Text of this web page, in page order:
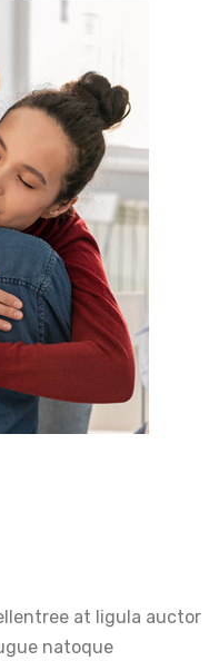
at ligula auctor
natoque